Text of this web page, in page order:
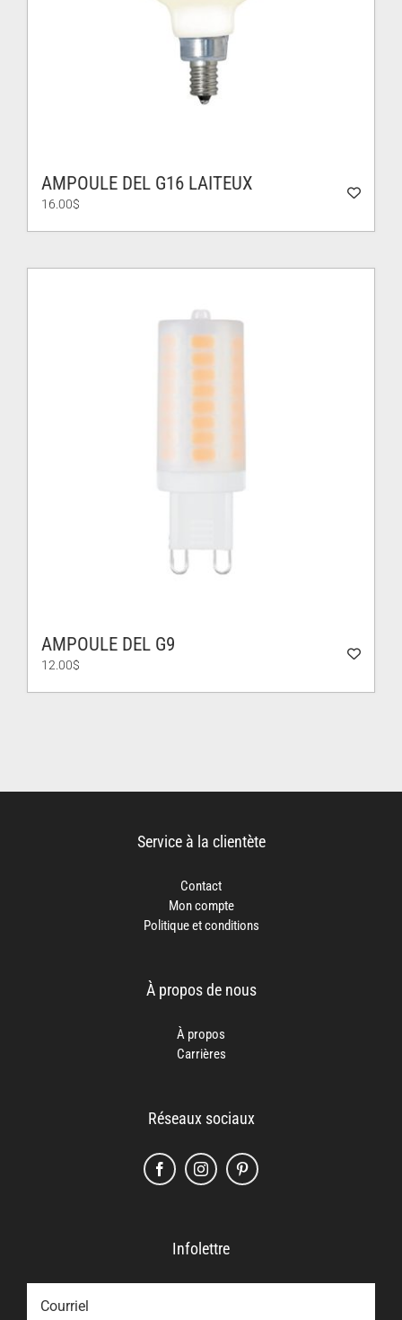
AMPOULE DEL G16 LAITEUX
16.00$
AMPOULE DEL G9
12.00$
Service à la clientète
Contact
Mon compte
Politique et conditions
À propos de nous
À propos
Carrières
Réseaux sociaux
Infolettre